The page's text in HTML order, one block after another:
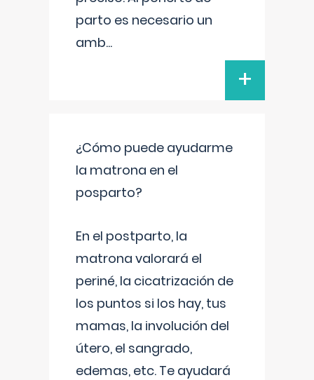
parto es necesario un
amb...
+
¿Cómo puede ayudarme
la matrona en el
posparto?
En el postparto, la
matrona valorará el
periné, la cicatrización de
los puntos si los hay, tus
mamas, la involución del
útero, el sangrado,
edemas, etc. Te ayudará